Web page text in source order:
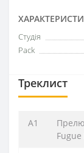
Студія
Pack
Треклист
A1